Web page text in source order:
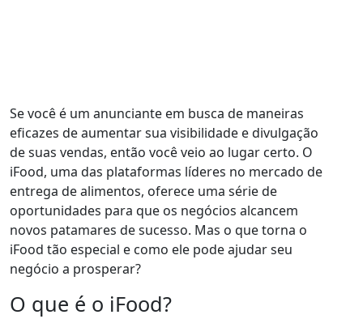
Se você é um anunciante em busca de maneiras
eficazes de aumentar sua visibilidade e divulgação
de suas vendas, então você veio ao lugar certo. O
iFood, uma das plataformas líderes no mercado de
entrega de alimentos, oferece uma série de
oportunidades para que os negócios alcancem
novos patamares de sucesso. Mas o que torna o
iFood tão especial e como ele pode ajudar seu
negócio a prosperar?
O que é o iFood?